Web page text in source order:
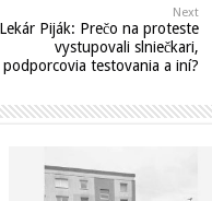
Next
Lekár Piják: Prečo na proteste
vystupovali slniečkari,
podporcovia testovania a iní?